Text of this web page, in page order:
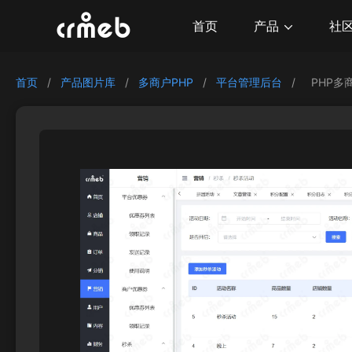
首页 产品 社
首页 / 产品图片库 / 多商户PHP / 平台管理后台 / PHP多